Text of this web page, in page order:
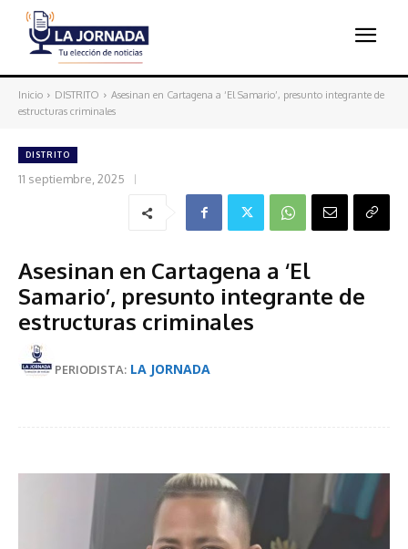
Inicio DISTRITO
Asesinan en Cartagena a ‘El Samario’, presunto integrante de
estructuras criminales
DISTRITO
11 septiembre, 2025
Asesinan en Cartagena a ‘El
Samario’, presunto integrante de
estructuras criminales
PERIODISTA: LA JORNADA